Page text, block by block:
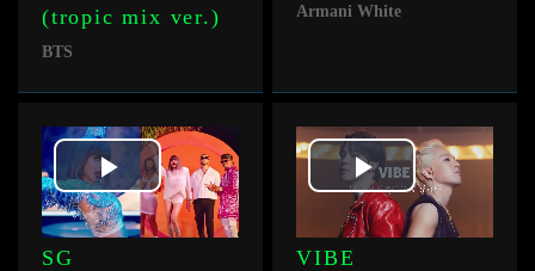
(tropic mix ver.)
BTS
Armani White
Play
Video
SG
Play
Video
VIBE